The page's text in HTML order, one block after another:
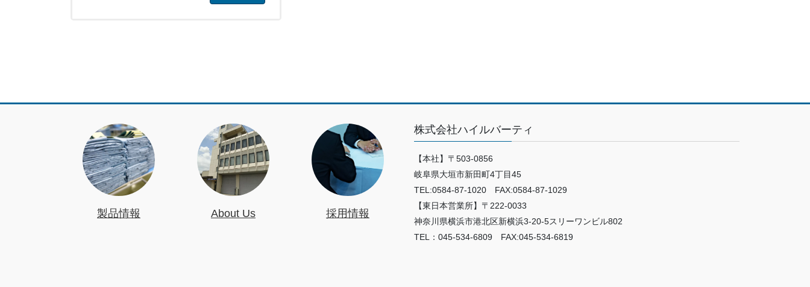
製品情報 About Us 採用情報
株式会社ハイルバーティ
【本社】〒503-0856
岐阜県大垣市新田町4丁目45
TEL:0584-87-1020 FAX:0584-87-1029
【東日本営業所】〒222-0033
神奈川県横浜市港北区新横浜3-20-5スリーワンビル802
TEL：045-534-6809 FAX:045-534-6819